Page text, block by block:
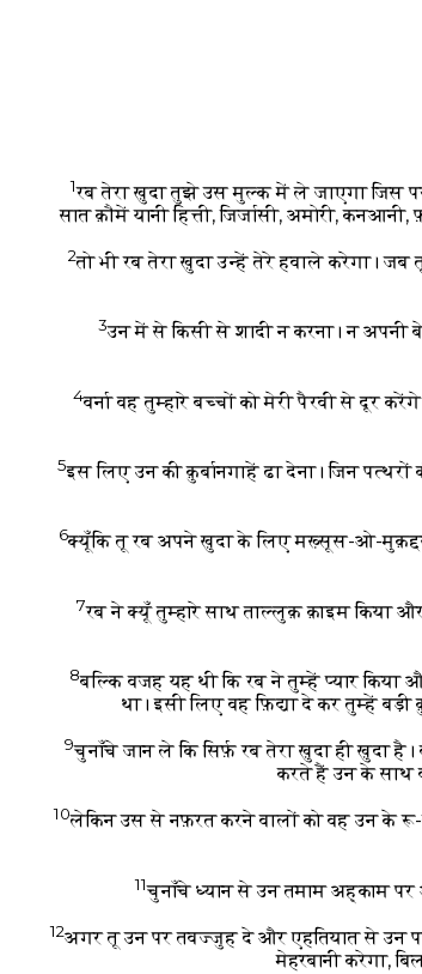
1रब तेरा ख़ुदा तुझे उस मुल्क में ले जाएगा जिस
सात क़ौमें यानी हित्ती, जिर्जासी, अमोरी,
2तो भी रब तेरा ख़ुदा उन्हें तेरे हवाले करेगा।
3उन में से किसी से शादी न करना। न अपनी
4वर्ना वह तुम्हारे बच्चों को मेरी पैरवी से दूर
5इस लिए उन की क़ुर्बानगाहें ढा देना। जिन
6क्यूँकि तू रब अपने ख़ुदा के लिए मख़्सूस-ओ-
7रब ने क्यूँ तुम्हारे साथ ताल्लुक़ क़ाइम किया
8बल्कि वजह यह थी कि रब ने तुम्हें प्यार किया
था। इसी लिए वह फ़िद्या दे कर तुम्हें
9चुनाँचे जान ले कि सिर्फ़ रब तेरा ख़ुदा ही
करते हैं उन के साथ
10लेकिन उस से नफ़रत करने वालों को वह उन के रू-
11चुनाँचे ध्यान से उन तमाम अह्काम
12अगर तू उन पर तवज्जुह दे और एहतियात से उन
मेहरबानी करेगा,